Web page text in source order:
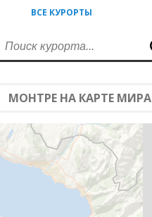
ВСЕ КУРОРТЫ
МОНТРЕ НА КАРТЕ МИРА